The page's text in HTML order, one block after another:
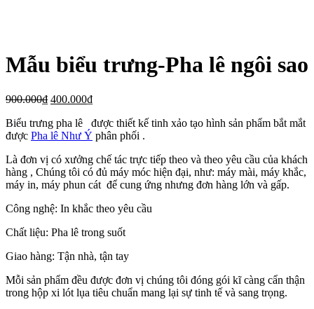
Mẫu biểu trưng-Pha lê ngôi sao
900.000₫ 400.000₫
Biểu trưng pha lê được thiết kế tinh xảo tạo hình sản phẩm bắt mắt
được Pha lê Như Ý phân phối .
Là đơn vị có xưởng chế tác trực tiếp theo và theo yêu cầu của khách
hàng , Chúng tôi có đủ máy móc hiện đại, như: máy mài, máy khắc,
máy in, máy phun cát để cung ứng nhưng đơn hàng lớn và gấp.
Công nghệ: In khắc theo yêu cầu
Chất liệu: Pha lê trong suốt
Giao hàng: Tận nhà, tận tay
Mỗi sản phẩm đều được đơn vị chúng tôi đóng gói kĩ càng cẩn thận
trong hộp xi lót lụa tiêu chuẩn mang lại sự tinh tế và sang trọng.